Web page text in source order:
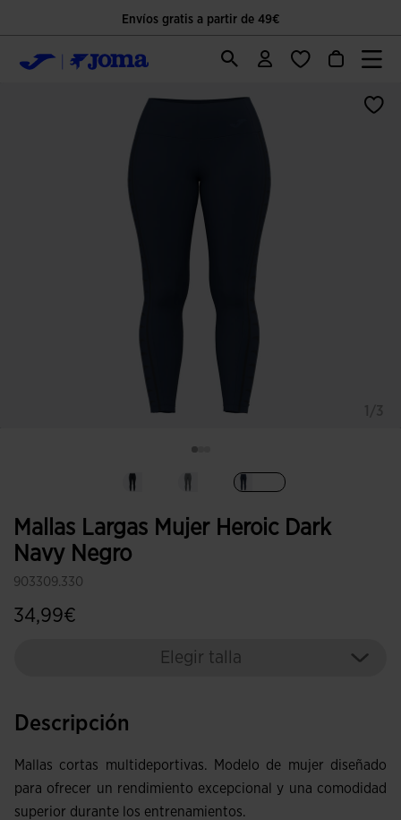
Envíos gratis a partir de 49€
Mallas Largas Mujer Heroic Dark
Navy Negro
903309.330
34,99€
Elegir talla
Descripción
Mallas cortas multideportivas. Modelo de mujer diseñado
para ofrecer un rendimiento excepcional y una comodidad
superior durante los entrenamientos.